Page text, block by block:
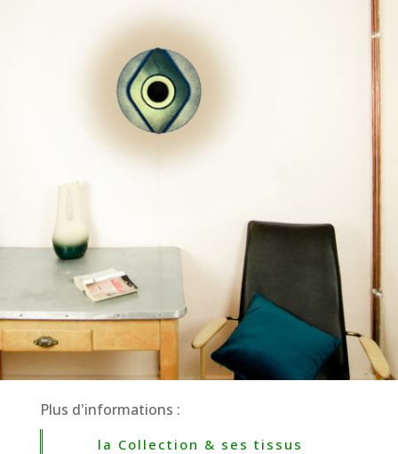
Plus d'informations :
la Collection & ses tissus